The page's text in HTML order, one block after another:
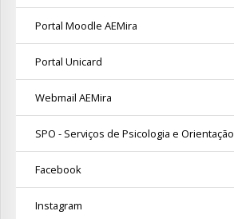
Portal Moodle AEMira
Portal Unicard
Webmail AEMira
SPO - Serviços de Psicologia e Orientação
Facebook
Instagram